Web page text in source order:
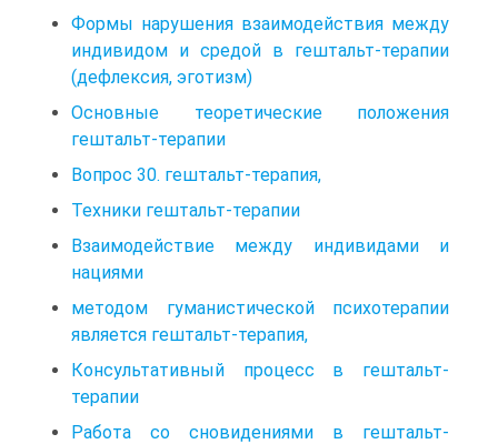
Формы нарушения взаимодействия между
индивидом и средой в гештальт-терапии
(дефлексия, эготизм)
Основные теоретические положения
гештальт-терапии
Вопрос 30. гештальт-терапия,
Техники гештальт-терапии
Взаимодействие между индивидами и
нациями
методом гуманистической психотерапии
является гештальт-терапия,
Консультативный процесс в гештальт-
терапии
Работа со сновидениями в гештальт-